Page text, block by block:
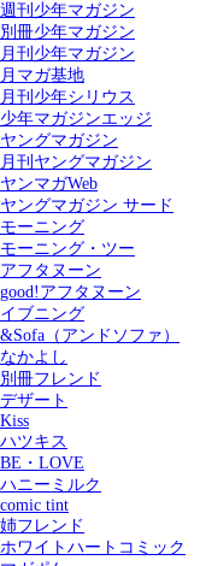
週刊少年マガジン
別冊少年マガジン
月刊少年マガジン
月マガ基地
月刊少年シリウス
少年マガジンエッジ
ヤングマガジン
月刊ヤングマガジン
ヤンマガWeb
ヤングマガジン サード
モーニング
モーニング・ツー
アフタヌーン
good!アフタヌーン
イブニング
&Sofa（アンドソファ）
なかよし
別冊フレンド
デザート
Kiss
ハツキス
BE・LOVE
ハニーミルク
comic tint
姉フレンド
ホワイトハートコミック